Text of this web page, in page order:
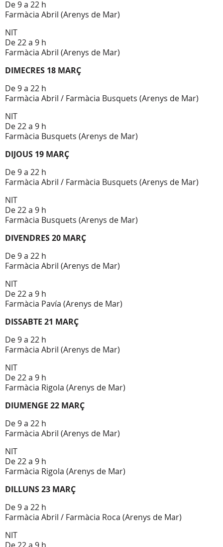
De 9 a 22 h
Farmàcia Abril (Arenys de Mar)
NIT
De 22 a 9 h
Farmàcia Abril (Arenys de Mar)
DIMECRES 18 MARÇ
De 9 a 22 h
Farmàcia Abril / Farmàcia Busquets (Arenys de Mar)
NIT
De 22 a 9 h
Farmàcia Busquets (Arenys de Mar)
DIJOUS 19 MARÇ
De 9 a 22 h
Farmàcia Abril / Farmàcia Busquets (Arenys de Mar)
NIT
De 22 a 9 h
Farmàcia Busquets (Arenys de Mar)
DIVENDRES 20 MARÇ
De 9 a 22 h
Farmàcia Abril (Arenys de Mar)
NIT
De 22 a 9 h
Farmàcia Pavía (Arenys de Mar)
DISSABTE 21 MARÇ
De 9 a 22 h
Farmàcia Abril (Arenys de Mar)
NIT
De 22 a 9 h
Farmàcia Rigola (Arenys de Mar)
DIUMENGE 22 MARÇ
De 9 a 22 h
Farmàcia Abril (Arenys de Mar)
NIT
De 22 a 9 h
Farmàcia Rigola (Arenys de Mar)
DILLUNS 23 MARÇ
De 9 a 22 h
Farmàcia Abril / Farmàcia Roca (Arenys de Mar)
NIT